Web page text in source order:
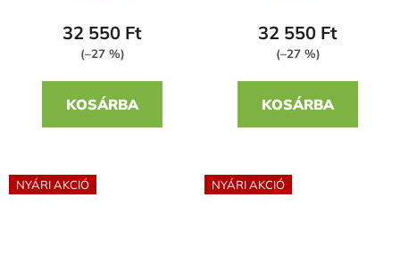
32 550 Ft
(–27 %)
KOSÁRBA
32 550 Ft
(–27 %)
KOSÁRBA
NYÁRI AKCIÓ NYÁRI AKCIÓ